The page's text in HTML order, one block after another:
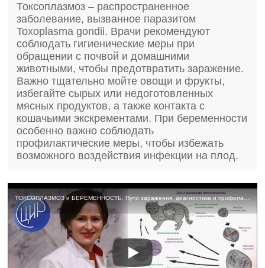
Токсоплазмоз – распространенное
заболевание, вызванное паразитом
Toxoplasma gondii. Врачи рекомендуют
соблюдать гигиенические меры при
обращении с почвой и домашними
животными, чтобы предотвратить заражение.
Важно тщательно мойте овощи и фрукты,
избегайте сырых или недоготовленных
мясных продуктов, а также контакта с
кошачьими экскрементами. При беременности
особенно важно соблюдать
профилактические меры, чтобы избежать
возможного воздействия инфекции на плод.